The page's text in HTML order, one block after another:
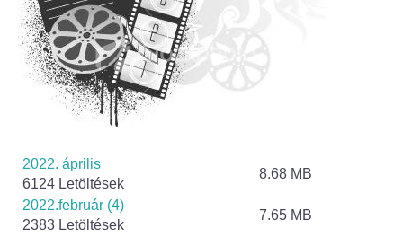
Szerződések
Közadat
Helyi Esélyegyenlőség Program
Alapítványok
Helyi Építési Szabályzat
2022. április
6124 Letöltések
8.68 MB
2022.február (4)
2383 Letöltések
7.65 MB